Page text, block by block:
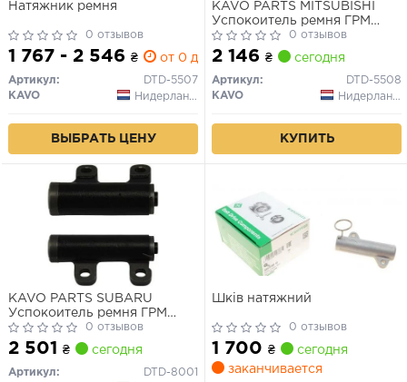
Натяжник ремня
0 отзывов
1 767 - 2 546 ₴ от 0 дн.
Артикул:
DTD-5507
KAVO
Нидерланды
ВЫБРАТЬ ЦЕНУ
KAVO PARTS MITSUBISHI
Успокоитель ремня ГРМ
Pajero 3.5/3.8 00-
0 отзывов
2 146 ₴ сегодня
Артикул:
DTD-5508
KAVO
Нидерланды
КУПИТЬ
KAVO PARTS SUBARU
Успокоитель ремня ГРМ
Forester,Legacy,Impreza
2.0/2.5 92-
0 отзывов
2 501 ₴ сегодня
Артикул:
DTD-8001
Шків натяжний
0 отзывов
1 700 ₴
сегодня
заканчивается